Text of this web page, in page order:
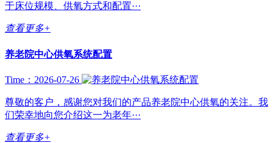
于床位规模、供氧方式和配置···
查看更多+
养老院中心供氧系统配置
Time：2026-07-26
尊敬的客户，感谢您对我们的产品养老院中心供氧的关注。我
们荣幸地向您介绍这一为老年···
查看更多+